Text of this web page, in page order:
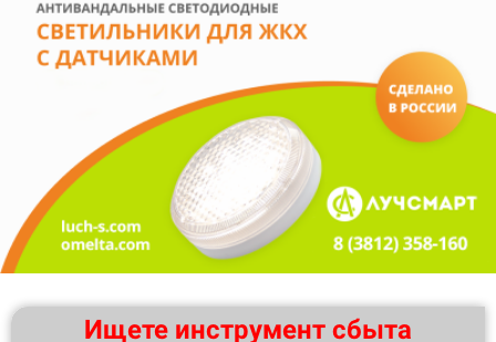
Ищете инструмент сбыта